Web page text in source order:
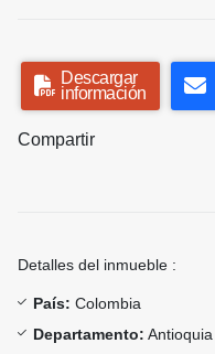
Descargar
información
Compartir
Detalles del inmueble :
País: Colombia
Departamento: Antioquia